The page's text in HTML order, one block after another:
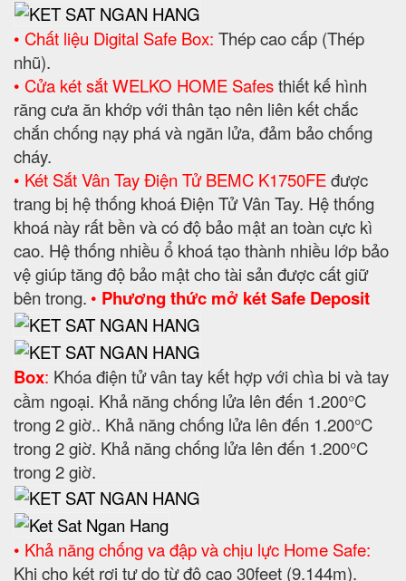
• Chất liệu Digital Safe Box: Thép cao cấp (Thép
nhũ).
• Cửa két sắt WELKO HOME Safesthiết kế hình
răng cưa ăn khớp với thân tạo nên liên kết chắc
chắn chống nạy phá và ngăn lửa, đảm bảo chống
cháy.
• Két Sắt Vân Tay Điện Tử BEMC K1750FEđược
trang bị hệ thống khoá Điện Tử Vân Tay. Hệ thống
khoá này rất bền và có độ bảo mật an toàn cực kì
cao. Hệ thống nhiều ổ khoá tạo thành nhiều lớp bảo
vệ giúp tăng độ bảo mật cho tài sản được cất giữ
bên trong. • Phương thức mở két Safe Deposit
Box: Khóa điện tử vân tay kết hợp với chìa bi và tay
cầm ngoại. Khả năng chống lửa lên đến 1.200°C
trong 2 giờ.. Khả năng chống lửa lên đến 1.200°C
trong 2 giờ. Khả năng chống lửa lên đến 1.200°C
trong 2 giờ.
• Khả năng chống va đập và chịu lực Home Safe:
Khi cho két rơi tự do từ độ cao 30feet (9.144m).